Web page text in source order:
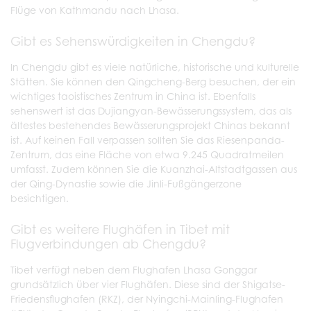
Flüge von Kathmandu nach Lhasa.
Gibt es Sehenswürdigkeiten in Chengdu?
In Chengdu gibt es viele natürliche, historische und kulturelle
Stätten. Sie können den Qingcheng-Berg besuchen, der ein
wichtiges taoistisches Zentrum in China ist. Ebenfalls
sehenswert ist das Dujiangyan-Bewässerungssystem, das als
ältestes bestehendes Bewässerungsprojekt Chinas bekannt
ist. Auf keinen Fall verpassen sollten Sie das Riesenpanda-
Zentrum, das eine Fläche von etwa 9.245 Quadratmeilen
umfasst. Zudem können Sie die Kuanzhai-Altstadtgassen aus
der Qing-Dynastie sowie die Jinli-Fußgängerzone
besichtigen.
Gibt es weitere Flughäfen in Tibet mit
Flugverbindungen ab Chengdu?
Tibet verfügt neben dem Flughafen Lhasa Gonggar
grundsätzlich über vier Flughäfen. Diese sind der Shigatse-
Friedensflughafen (RKZ), der Nyingchi-Mainling-Flughafen